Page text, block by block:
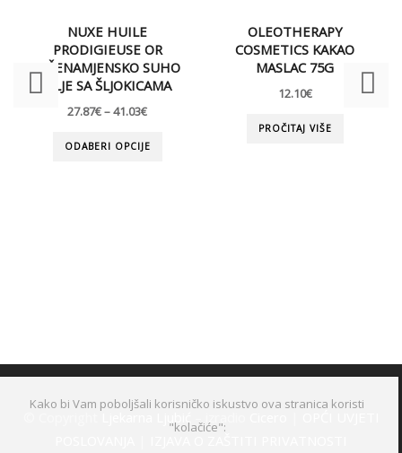
Kako bi Vam poboljšali korisničko iskustvo ova stranica koristi
"kolačiće":
NUXE HUILE
PRODIGIEUSE OR
VIŠENAMJENSKO SUHO
ULJE SA ŠLJOKICAMA
27.87€–41.03€
ODABERI OPCIJE
OLEOTHERAPY
COSMETICS KAKAO
MASLAC 75G
12.10€
PROČITAJ VIŠE